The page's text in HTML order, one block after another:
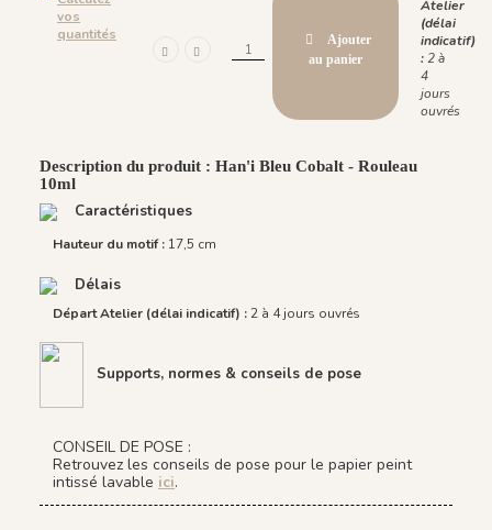
vos
quantités
Ajouter
au panier
Atelier
(délai
indicatif)
:2 à
4
jours
ouvrés
Description du produit : Han'i Bleu Cobalt - Rouleau
10ml
Caractéristiques
Hauteur du motif : 17,5 cm
Délais
Départ Atelier (délai indicatif) :2 à 4 jours ouvrés
Supports, normes & conseils de pose
CONSEIL DE POSE :
Retrouvez les conseils de pose pour le papier peint
intissé lavable ici.